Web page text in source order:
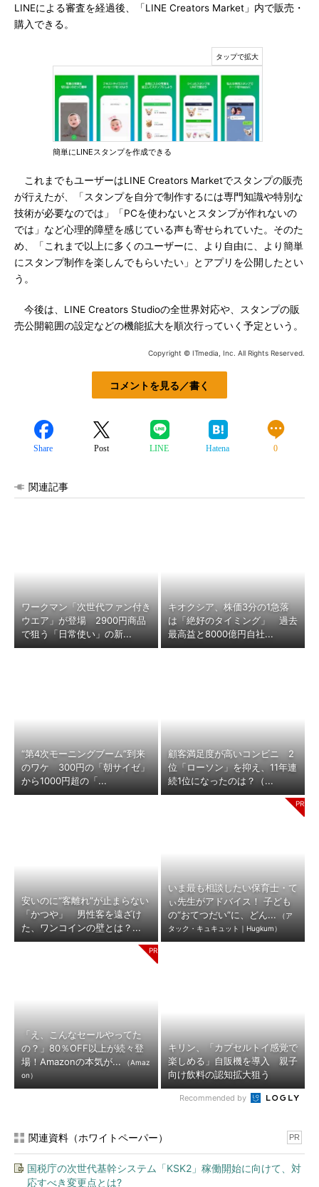
LINEによる審査を経過後、「LINE Creators Market」内で販売・
購入できる。
簡単にLINEスタンプを作成できる
これまでもユーザーはLINE Creators Marketでスタンプの販売
が行えたが、「スタンプを自分で制作するには専門知識や特別な
技術が必要なのでは」「PCを使わないとスタンプが作れないの
では」など心理的障壁を感じている声も寄せられていた。そのた
め、「これまで以上に多くのユーザーに、より自由に、より簡単
にスタンプ制作を楽しんでもらいたい」とアプリを公開したとい
う。
今後は、LINE Creators Studioの全世界対応や、スタンプの販
売公開範囲の設定などの機能拡大を順次行っていく予定という。
Copyright © ITmedia, Inc. All Rights Reserved.
コメントを見る／書く
Share Post LINE Hatena 0
関連記事
ワークマン「次世代ファン付き
ウエア」が登場 2900円商品
で狙う「日常使い」の新...
キオクシア、株価3分の1急落
は「絶好のタイミング」 過去
最高益と8000億円自社...
“第4次モーニングブーム”到来
のワケ 300円の「朝サイゼ」
から1000円超の「...
顧客満足度が高いコンビニ 2
位「ローソン」を抑え、11年連
続1位になったのは？（...
安いのに“客離れ”が止まらない
「かつや」 男性客を遠ざけ
た、ワンコインの壁とは？...
いま最も相談したい保育士・て
ぃ先生がアドバイス！ 子ども
の“おてつだい”に、どん...
（ア
タック・キュキュット｜Hugkum）
「え、こんなセールやってた
の？」80％OFF以上が続々登
場！Amazonの本気が...
（Amaz
on）
キリン、「カプセルトイ感覚で
楽しめる」自販機を導入 親子
向け飲料の認知拡大狙う
Recommended by
関連資料（ホワイトペーパー） PR
国税庁の次世代基幹システム「KSK2」稼働開始に向けて、対
応すべき変更点とは?